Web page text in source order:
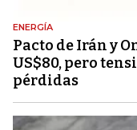
ENERGÍA
Pacto de Irán y
US$80, pero
pérdidas